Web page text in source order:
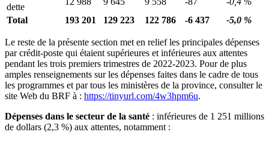
dette
Total
193 201 129 223 122 786 -6 437 -5,0 %
Le reste de la présente section met en relief les principales dépenses
par crédit-poste qui étaient supérieures et inférieures aux attentes
pendant les trois premiers trimestres de 2022-2023. Pour de plus
amples renseignements sur les dépenses faites dans le cadre de tous
les programmes et par tous les ministères de la province, consulter le
site Web du BRF à : https://tinyurl.com/4w3hpm6u.
Dépenses dans le secteur de la santé : inférieures de 1 251 millions
de dollars (2,3 %) aux attentes, notamment :